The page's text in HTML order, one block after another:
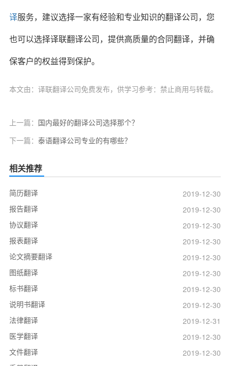
译服务，建议选择一家有经验和专业知识的翻译公司，您
也可以选择译联翻译公司，提供高质量的合同翻译，并确
保客户的权益得到保护。
本文由：译联翻译公司免费发布，供学习参考：禁止商用与转载。
上一篇： 国内最好的翻译公司选择那个？
下一篇： 泰语翻译公司专业的有哪些？
相关推荐
简历翻译
2019-12-30
报告翻译
2019-12-30
协议翻译
2019-12-30
报表翻译
2019-12-30
论文摘要翻译
2019-12-30
图纸翻译
2019-12-30
标书翻译
2019-12-30
说明书翻译
2019-12-30
法律翻译
2019-12-31
医学翻译
2019-12-30
文件翻译
2019-12-30